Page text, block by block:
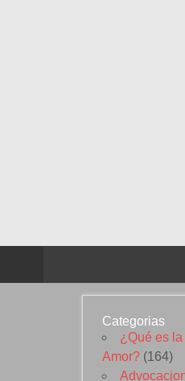
Categorias
¿Qué es
Amor? (164)